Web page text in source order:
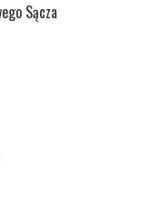
Sącza